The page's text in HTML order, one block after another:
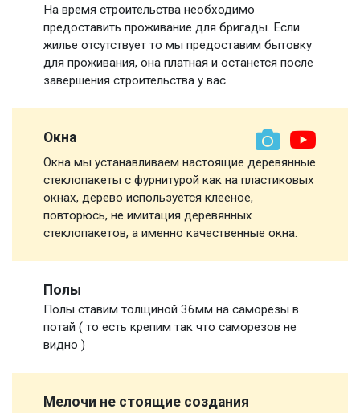
На время строительства необходимо
предоставить проживание для бригады. Если
жилье отсутствует то мы предоставим бытовку
для проживания, она платная и останется после
завершения строительства у вас.
Окна
Окна мы устанавливаем настоящие деревянные
стеклопакеты с фурнитурой как на пластиковых
окнах, дерево используется клееное,
повторюсь, не имитация деревянных
стеклопакетов, а именно качественные окна.
Полы
Полы ставим толщиной 36мм на саморезы в
потай ( то есть крепим так что саморезов не
видно )
Мелочи не стоящие создания